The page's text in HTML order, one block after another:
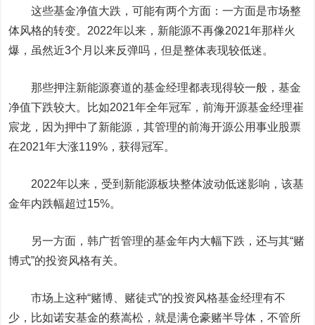
这些基金净值大跌，可能有两个方面：一方面是市场整
体风格的转变。2022年以来，新能源不再像2021年那样火
爆，虽然近3个月以来反弹吗，但是整体表现较低迷。
那些押注新能源赛道的基金经理都表现得较一般，基金
净值下跌较大。比如2021年全年冠军，前海开源基金经理崔
宸龙，因为押中了新能源，其管理的前海开源公用事业股票
在2021年大涨119%，获得冠军。
2022年以来，受到新能源板块整体波动低迷影响，该基
金年内跌幅超过15%。
另一方面，韩广哲管理的基金年内大幅下跌，还与其“赌
博式”的投资风格有关。
市场上这种“赌博、赌徒式”的投资风格基金经理有不
少，比如诺安基金的蔡嵩松，就是满仓豪赌半导体，不管所